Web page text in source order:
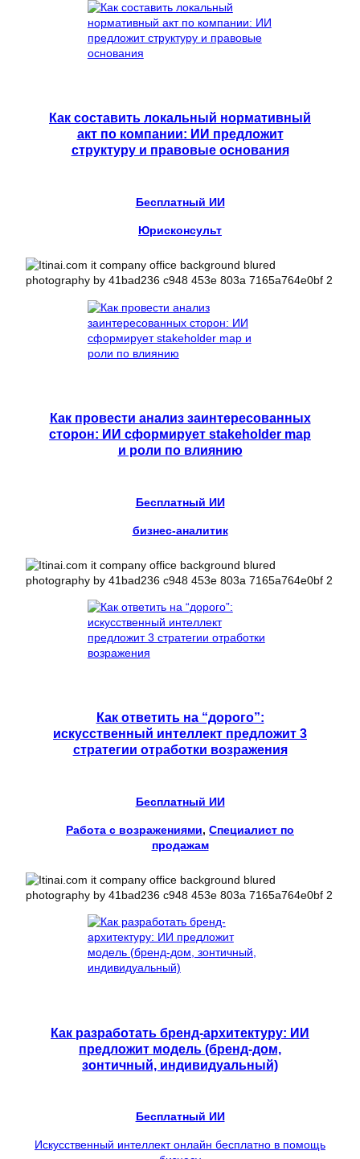
Как составить локальный нормативный
акт по компании: ИИ предложит
структуру и правовые основания
Бесплатный ИИ
Юрисконсульт
Как провести анализ заинтересованных
сторон: ИИ сформирует stakeholder map
и роли по влиянию
Бесплатный ИИ
бизнес-аналитик
Как ответить на “дорого”:
искусственный интеллект предложит 3
стратегии отработки возражения
Бесплатный ИИ
Работа с возражениями, Специалист по
продажам
Как разработать бренд-архитектуру: ИИ
предложит модель (бренд-дом,
зонтичный, индивидуальный)
Бесплатный ИИ
Искусственный интеллект онлайн бесплатно в помощь